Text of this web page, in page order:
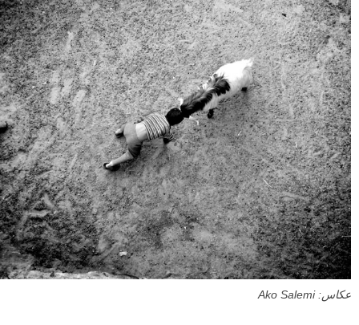
عکاس: Ako Salemi